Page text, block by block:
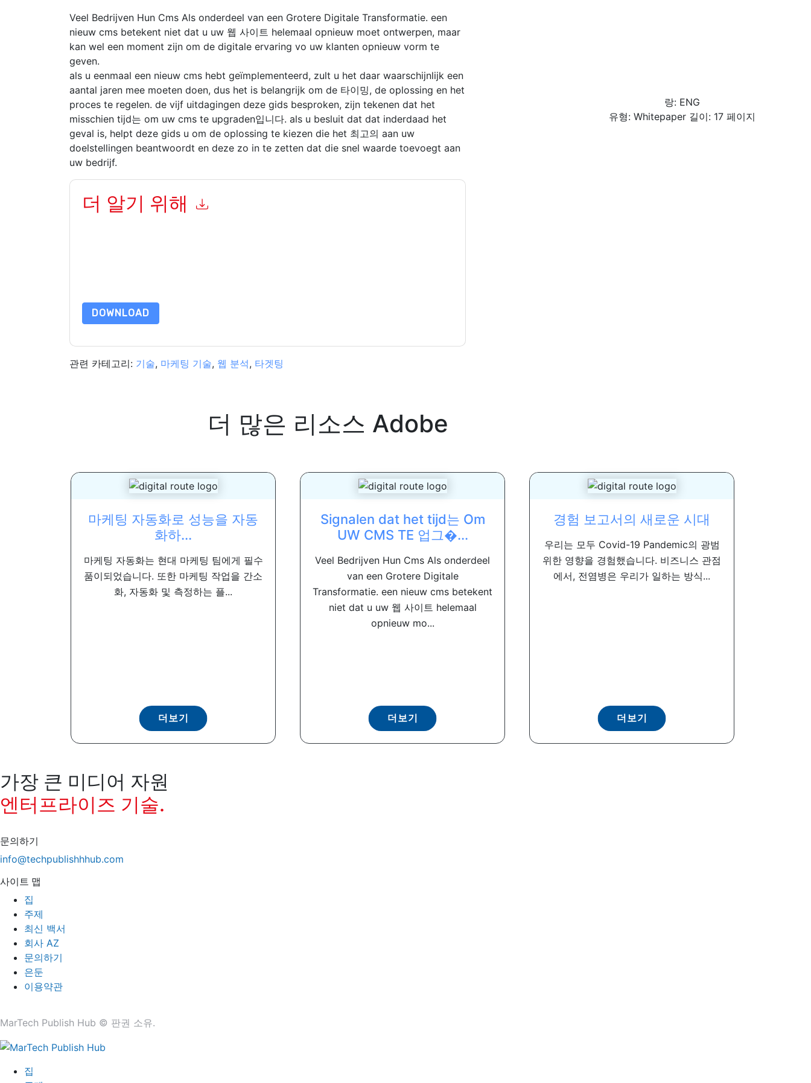
Veel Bedrijven Hun Cms Als onderdeel van een Grotere Digitale Transformatie. een
nieuw cms betekent niet dat u uw 웹 사이트 helemaal opnieuw moet ontwerpen, maar
kan wel een moment zijn om de digitale ervaring vo uw klanten opnieuw vorm te
geven.
als u eenmaal een nieuw cms hebt geïmplementeerd, zult u het daar waarschijnlijk een
aantal jaren mee moeten doen, dus het is belangrijk om de 타이밍, de oplossing en het
proces te regelen. de vijf uitdagingen deze gids besproken, zijn tekenen dat het
misschien tijd는 om uw cms te upgraden입니다. als u besluit dat dat inderdaad het
geval is, helpt deze gids u om de oplossing te kiezen die het 최고의 aan uw
doelstellingen beantwoordt en deze zo in te zetten dat die snel waarde toevoegt aan
uw bedrijf.
더 알기 위해
DOWNLOAD
관련 카테고리: 기술, 마케팅 기술, 웹 분석, 타겟팅
랑: ENG
유형: Whitepaper 길이: 17 페이지
더 많은 리소스 Adobe
마케팅 자동화로 성능을 자동
화하...
마케팅 자동화는 현대 마케팅 팀에게 필수
품이되었습니다. 또한 마케팅 작업을 간소
화, 자동화 및 측정하는 플...
더보기
Signalen dat het tijd는 Om
UW CMS TE 업그�...
Veel Bedrijven Hun Cms Als onderdeel
van een Grotere Digitale
Transformatie. een nieuw cms betekent
niet dat u uw 웹 사이트 helemaal
opnieuw mo...
더보기
경험 보고서의 새로운 시대
우리는 모두 Covid-19 Pandemic의 광범
위한 영향을 경험했습니다. 비즈니스 관점
에서, 전염병은 우리가 일하는 방식...
더보기
가장 큰 미디어 자원
엔터프라이즈 기술.
문의하기
info@techpublishhhub.com
사이트 맵
집
주제
최신 백서
회사 AZ
문의하기
은둔
이용약관
MarTech Publish Hub © 판권 소유.
집